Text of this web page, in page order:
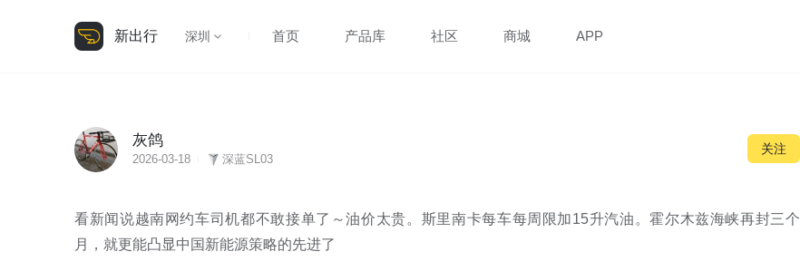
新出行 深圳 首页 产品库 社区 商城 APP
灰鸽
2026-03-18 深蓝SL03
关注
看新闻说越南网约车司机都不敢接单了～油价太贵。斯里南卡每车每周限加15升汽油。霍尔木兹海峡再封三个
月，就更能凸显中国新能源策略的先进了